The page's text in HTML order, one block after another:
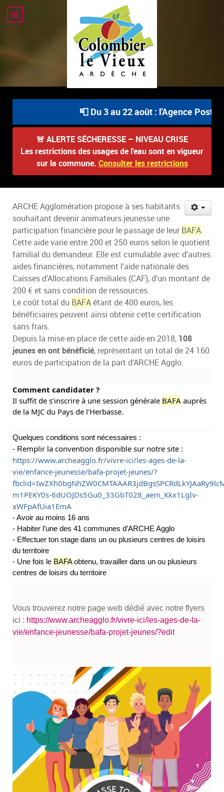
📮 Du 3 au 22 août : l'Agence
🚨 ALERTE SÉCHERESSE – NIVEAU CRISE
Les restrictions des usages de l'eau sont en vigueur
sur la commune. Consulter les restrictions
ARCHE Agglomération propose à ses habitants
souhaitant devenir animateurs jeunesse une
participation financière pour le passage de leurBAFA.
Cette aide varie entre 200 et 250 euros selon le quotient
familial du demandeur. Elle est cumulable avec d'autres
aides financières, notamment l'aide nationale des
Caisses d’Allocations Familiales (CAF), d'un montant de
200 € et sans condition de ressources.
Le coût total du BAFAétant de 400 euros, les
bénéficiaires peuvent ainsi obtenir cette certification
sans frais.
Depuis la mise en place de cette aide en 2018, 108
jeunes en ont bénéficié, représentant un total de 24 160
euros de participation de la part d'ARCHE Agglo.
Comment candidater ?
Il suffit de s’inscrire à une session générale BAFA auprès
de la MJC du Pays de l’Herbasse.
Quelques conditions sont nécessaires :
- Remplir la convention disponible sur notre site :
https://www.archeagglo.fr/vivre-ici/les-ages-de-la-
vie/enfance-jeunesse/bafa-projet-jeunes/?
m1PEKY0s-6dUOJDs5Gu0_33GbT028_aem_Kkx1LgIv-
xWFpAfUia1EmA
- Avoir au moins 16 ans
- Habiter l’une des 41 communes d’ARCHE Agglo
- Effectuer ton stage dans un ou plusieurs centres de loisirs
du territoire
- Une fois le BAFAobtenu, travailler dans un ou plusieurs
centres de loisirs du territoire
Vous trouverez notre page web dédié avec notre flyers
ici : https://www.archeagglo.fr/vivre-ici/les-ages-de-la-
vie/enfance-jeunesse/bafa-projet-jeunes/?edit